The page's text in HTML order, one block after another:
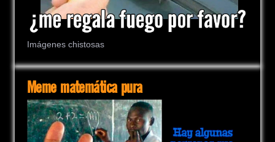
Imágenes chistosas
Meme matemática pura